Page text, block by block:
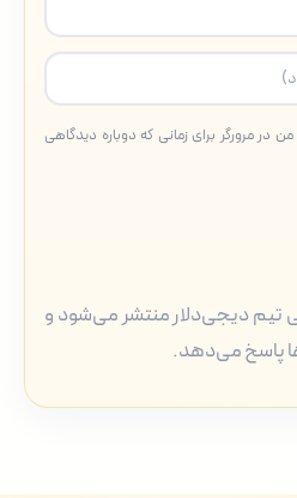
در مرورگر برای زمانی که دوباره دیدگاهی
تیم دیجی‌دلار منتشر می‌شود و
پاسخ می‌دهد.